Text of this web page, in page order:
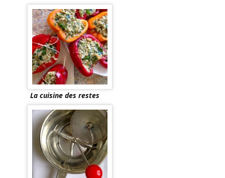
La cuisine des restes